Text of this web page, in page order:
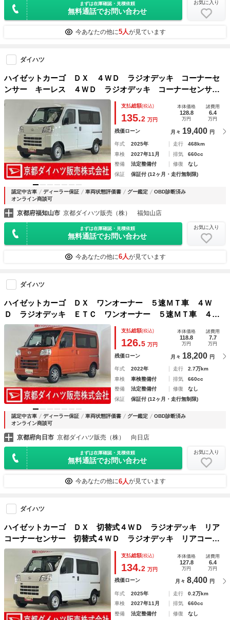
まずは在庫確認・見積依頼
無料通話でお問い合わせ
お気に入り
今あなたの他に5人が見ています
ダイハツ
ハイゼットカーゴ ＤＸ ４ＷＤ ラジオデッキ コーナーセ
ンサー キーレス ４ＷＤ ラジオデッキ コーナーセンサ
ー オートマチックハイビーム オートライト キーレスエン
トリー アイドリングストップ 横滑り防止装置 マニュアル
エアコン １２Ｖ電源ソケット スペアキー有り
支払総額(税込)
135.2 万円
本体価格
128.8
万円
諸費用
6.4
万円
残価ローン 月々 19,400 円
年式 2025年 走行
468km
車検
2027年11月 排気
660cc
整備
法定整備付 修復
なし
保証
保証付 (12ヶ月・走行無制限)
認定中古車 ディーラー保証 車両状態評価書 グー鑑定
OBD診断済み
オンライン商談可
京都府福知山市 京都ダイハツ販売（株） 福知山店
まずは在庫確認・見積依頼
無料通話でお問い合わせ
お気に入り
今あなたの他に6人が見ています
ダイハツ
ハイゼットカーゴ ＤＸ ワンオーナー ５速ＭＴ車 ４Ｗ
Ｄ ラジオデッキ ＥＴＣ ワンオーナー ５速ＭＴ車 ４Ｗ
Ｄ ラジオデッキ ＥＴＣ コーナーセンサー ハンガーバ
ー ネットラック オートマチックハイビーム オートライ
ト キーレスエントリー スペアキー有り アイドリングスト
ップ
支払総額(税込)
126.5 万円
本体価格
118.8
万円
諸費用
7.7
万円
残価ローン 月々 18,200 円
年式 2022年 走行
2.7万km
車検
車検整備付 排気
660cc
整備
法定整備付 修復
なし
保証
保証付 (12ヶ月・走行無制限)
認定中古車 ディーラー保証 車両状態評価書 グー鑑定
OBD診断済み
オンライン商談可
京都府向日市 京都ダイハツ販売（株） 向日店
まずは在庫確認・見積依頼
無料通話でお問い合わせ
お気に入り
今あなたの他に6人が見ています
ダイハツ
ハイゼットカーゴ ＤＸ 切替式４ＷＤ ラジオデッキ リア
コーナーセンサー 切替式４ＷＤ ラジオデッキ リアコーナ
ーセンサー オートマチックハイビーム オートライト キー
レス スペアキーあり 横滑り防止装置 アイドリングストッ
プ １２Ｖ電源ソケット マニュアルエアコン
支払総額(税込)
134.2 万円
本体価格
127.8
万円
諸費用
6.4
万円
残価ローン 月々 8,400 円
年式 2025年 走行
0.2万km
車検
2027年11月 排気
660cc
整備
法定整備付 修復
なし